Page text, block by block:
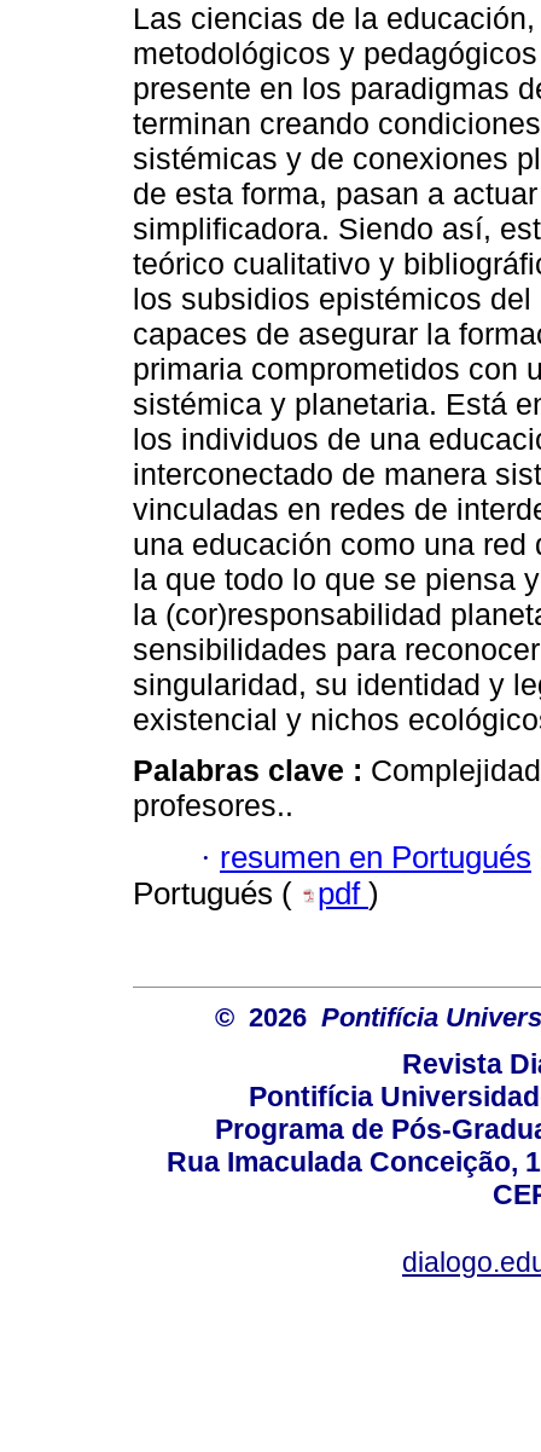
Las ciencias de la
metodológicos y
presente en los paradigmas
terminan creando
sistémicas y de conexiones
de esta forma, pasan a
simplificadora. Siendo así,
teórico cualitativo y
los subsidios epistémicos
capaces de asegurar la
primaria comprometidos con
sistémica y planetaria. Está
los individuos de una
interconectado de manera
vinculadas en redes de
una educación como una
la que todo lo que se piensa
la (cor)responsabilidad
sensibilidades para
singularidad, su identidad y
existencial y nichos
Palabras clave :
profesores..
· resumen en Portugués
Portugués (
pdf )
© 2026 Pontifícia
Revista
Pontifícia
Programa de Pós-
Rua Imaculada Conceição,